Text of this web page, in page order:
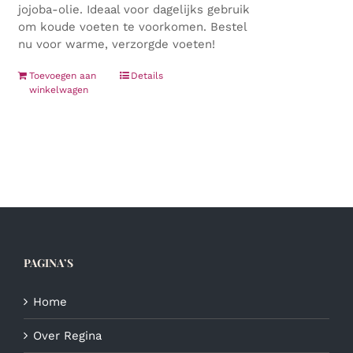
jojoba-olie. Ideaal voor dagelijks gebruik
om koude voeten te voorkomen. Bestel
nu voor warme, verzorgde voeten!
Toevoegen aan
winkelwagen
Details
PAGINA’S
Home
Over Regina